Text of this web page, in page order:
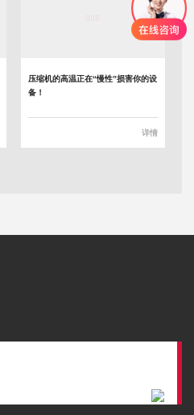
压缩机的高温正在“慢性”损害你的设
备！
详情